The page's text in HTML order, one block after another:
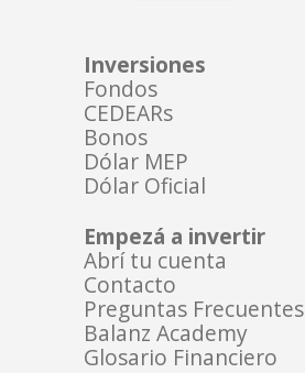
Inversiones
Fondos
CEDEARs
Bonos
Dólar MEP
Dólar Oficial
Empezá a invertir
Abrí tu cuenta
Contacto
Preguntas Frecuentes
Balanz Academy
Glosario Financiero